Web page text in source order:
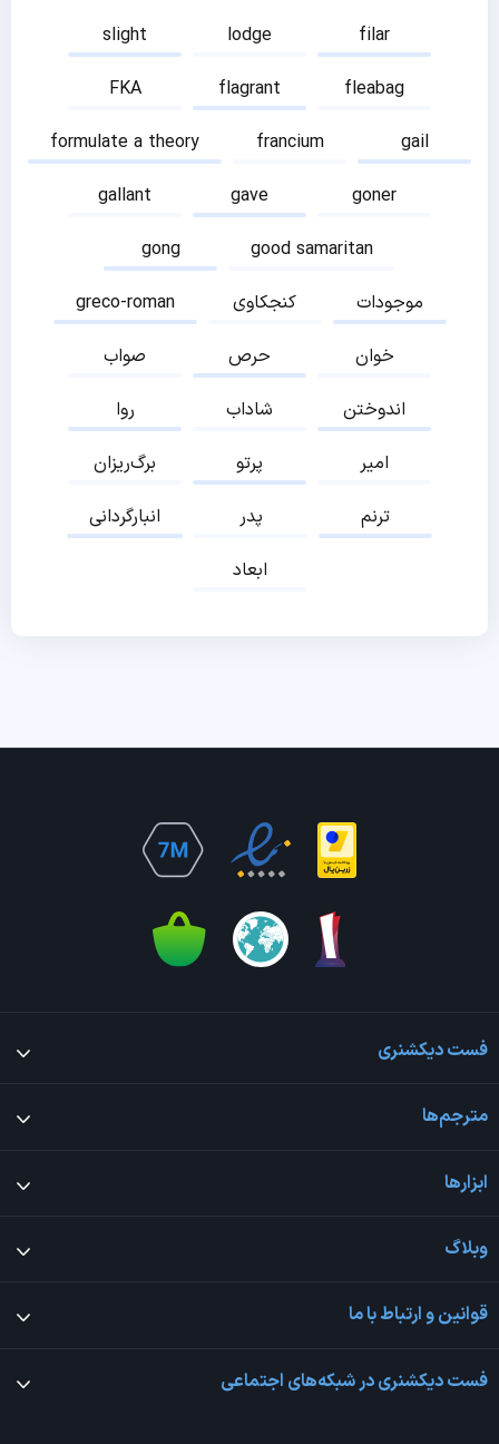
slight lodge
filar
FKA
flagrant
fleabag
formulate a theory
francium
gail
gallant
gave
goner
gong
good samaritan
greco-roman
کنجکاوی
موجودات
صواب
حرص
خوان
روا
شاداب
اندوختن
برگ‌ریزان
پرتو
امیر
انبارگردانی
پدر
ترنم
ابعاد
فست دیکشنری
مترجم‌ها
ابزارها
وبلاگ
قوانین و ارتباط با ما
فست دیکشنری در شبکه‌های اجتماعی